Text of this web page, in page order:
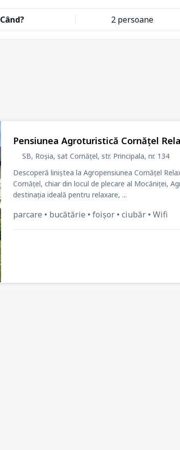
Când? 2 persoane
Pensiunea Agroturistică Cornățel
SB, Roșia, sat Cornățel, str. Principala, nr. 134
Descoperă liniștea la Agropensiunea Cornățel Relax Village! Situată în
Cornățel, chiar din locul de plecare al Mocăniței,
destinația ideală pentru relaxare, ...
parcare • bucătărie • foișor • ciubăr • Wifi